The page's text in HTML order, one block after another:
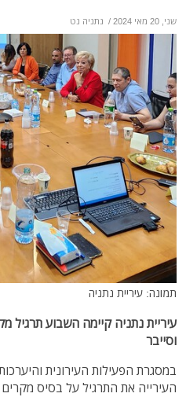
שני, 20 מאי 2024 / נתניה נט
תמונה: עיריית נתניה
עיריית נתניה קיימה השבוע תרגיל
וסייבר
במסגרת הפעילות העירונית
העירייה את התרגיל על בסיס